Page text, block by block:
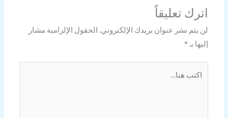
اترك تعليقاً
لن يتم نشر عنوان بريدك الإلكتروني. الحقول الإلزامية مشار
إليها بـ *